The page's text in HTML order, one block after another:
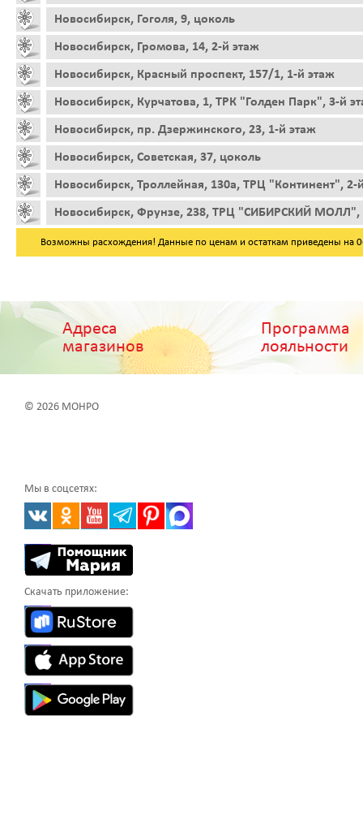
Новосибирск, Гоголя, 9, цоколь
Новосибирск, Громова, 14, 2-й этаж
Новосибирск, Красный проспект, 157/1, 1-й этаж
Новосибирск, Курчатова, 1, ТРК "Голден Парк", 3-й
Новосибирск, пр. Дзержинского, 23, 1-й этаж
Новосибирск, Советская, 37, цоколь
Новосибирск, Троллейная, 130а, ТРЦ "Континент", 2-
Новосибирск, Фрунзе, 238, ТРЦ "СИБИРСКИЙ МОЛЛ",
Возможны расхождения! Данные по ценам и остаткам приведены на
Адреса
магазинов
Программа
лояльности
© 2026 МОНРО
Мы в соцсетях:
Скачать приложение: